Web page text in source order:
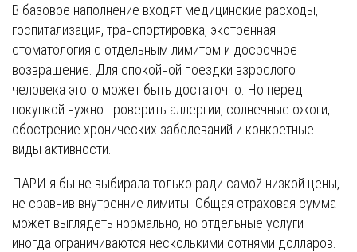
В базовое наполнение входят медицинские расходы,
госпитализация, транспортировка, экстренная
стоматология с отдельным лимитом и досрочное
возвращение. Для спокойной поездки взрослого
человека этого может быть достаточно. Но перед
покупкой нужно проверить аллергии, солнечные ожоги,
обострение хронических заболеваний и конкретные
виды активности.
ПАРИ я бы не выбирала только ради самой низкой цены,
не сравнив внутренние лимиты. Общая страховая сумма
может выглядеть нормально, но отдельные услуги
иногда ограничиваются несколькими сотнями долларов.